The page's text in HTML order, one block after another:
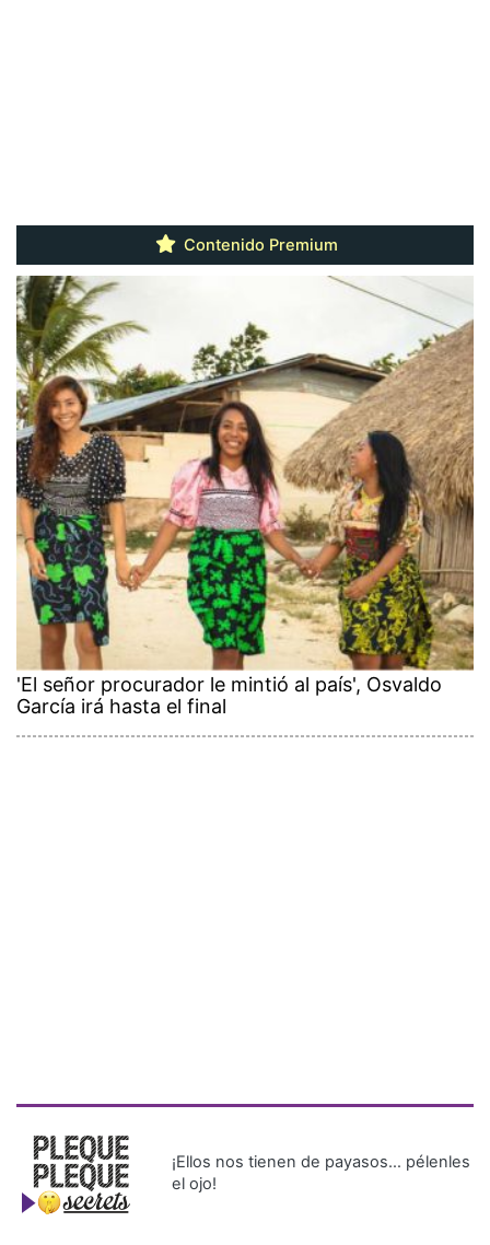
Contenido Premium
'El señor procurador le mintió al país', Osvaldo
García irá hasta el final
¡Ellos nos tienen de payasos… pélenles
el ojo!